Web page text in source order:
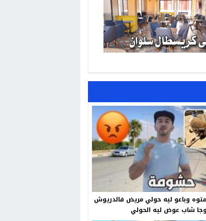
وباعو ليه حولي مريض فالدريوش
وجا شاب عوض ليه الحولي